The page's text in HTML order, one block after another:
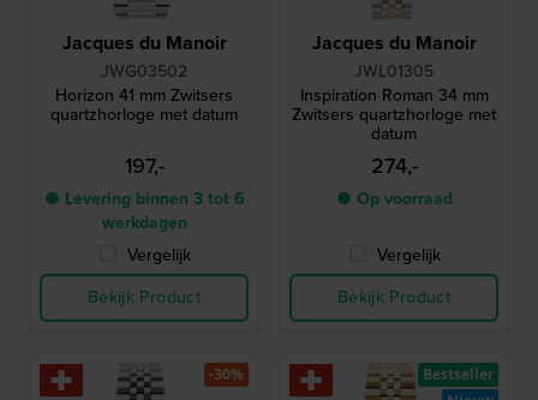
Jacques du Manoir
JWG03502
Horizon 41 mm Zwitsers
quartzhorloge met datum
197,-
● Levering binnen 3 tot 6
werkdagen
Vergelijk
Bekijk Product
Jacques du Manoir
JWL01305
Inspiration Roman 34 mm
Zwitsers quartzhorloge met
datum
274,-
● Op voorraad
Vergelijk
Bekijk Product
-30%
Bestseller